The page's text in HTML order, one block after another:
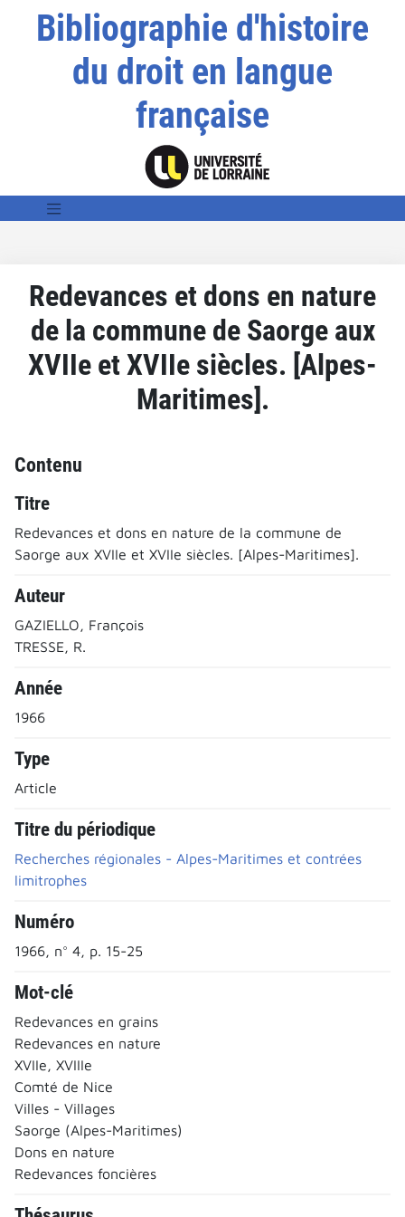
Bibliographie d'histoire
du droit en langue
française
Redevances et dons en nature
de la commune de Saorge aux
XVIIe et XVIIe siècles. [Alpes-
Maritimes].
Contenu
Titre
Redevances et dons en nature de la commune de
Saorge aux XVIIe et XVIIe siècles. [Alpes-Maritimes].
Auteur
GAZIELLO, François
TRESSE, R.
Année
1966
Type
Article
Titre du périodique
Recherches régionales - Alpes-Maritimes et contrées
limitrophes
Numéro
1966, n° 4, p. 15-25
Mot-clé
Redevances en grains
Redevances en nature
XVIIe, XVIIIe
Comté de Nice
Villes - Villages
Saorge (Alpes-Maritimes)
Dons en nature
Redevances foncières